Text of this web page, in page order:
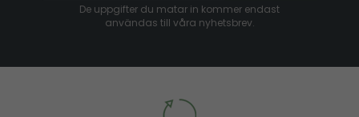
De uppgifter du matar in kommer endast
användas till våra nyhetsbrev.